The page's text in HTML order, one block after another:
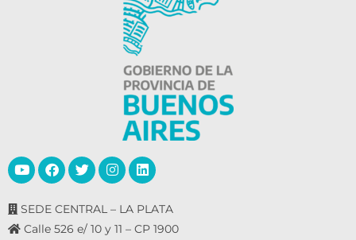
SEDE CENTRAL – LA PLATA
Calle 526 e/ 10 y 11 – CP 1900